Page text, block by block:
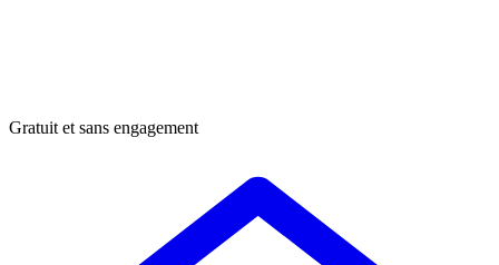
Gratuit et sans engagement